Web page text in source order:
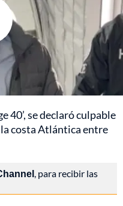
40’, se declaró culpable
costa Atlántica entre
, para recibir las